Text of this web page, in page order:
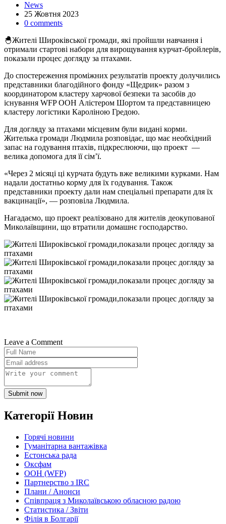
News
25 Жовтня 2023
0 comments
🐣Жителі Широківської громади, які пройшли навчання і
отримали стартові набори для вирощування курчат-бройлерів,
показали процес догляду за птахами.
До спостереження проміжних результатів проекту долучились
представники благодійного фонду «Щедрик» разом з
координатором кластеру харчової безпеки та засобів до
існування WFP ООН Алістером Шортом та представницею
кластеру логістики Кароліною Гредою.
Для догляду за птахами місцевим були видані корми.
Жителька громади Людмила розповідає, що має необхідний
запас на годування птахів, підкреслюючи, що проект —
велика допомога для її сім’ї.
«Через 2 місяці ці курчата будуть вже великими курками. Нам
надали достатньо корму для їх годування. Також
представники проекту дали нам спеціальні препарати для їх
вакцинації», — розповіла Людмила.
Нагадаємо, що проект реалізовано для жителів деокупованої
Миколаївщини, що втратили домашнє господарство.
Leave a Comment
Submit now
Категорії Новин
Горячі новини
Гуманітарна вантажівка
Естонська рада
Оксфам
ООН (WFP)
Партнерство з IRC
Плани / Анонси
Співпраця з Миколаївською обласною радою
Статистика / Звіти
Філія в Болгарії